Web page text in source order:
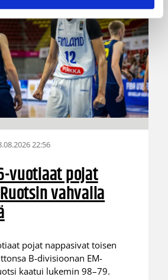
22:56
vuotiaat pojat
vahvalla
pojat nappasivat toisen
B-divisioonan EM-
kaatui lukemin 98–79.